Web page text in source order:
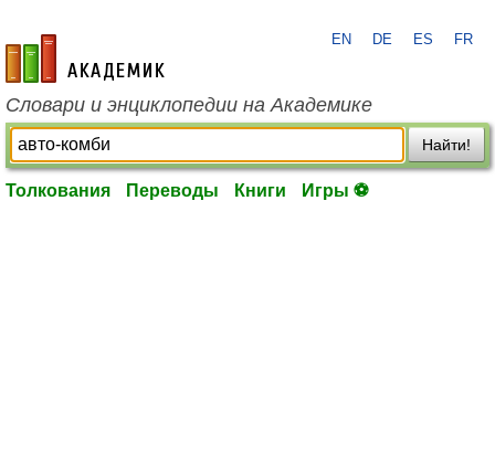
academic.ru
EN DE ES FR
Словари и энциклопедии на Академике
Найти!
Толкования Переводы Книги Игры ⚽